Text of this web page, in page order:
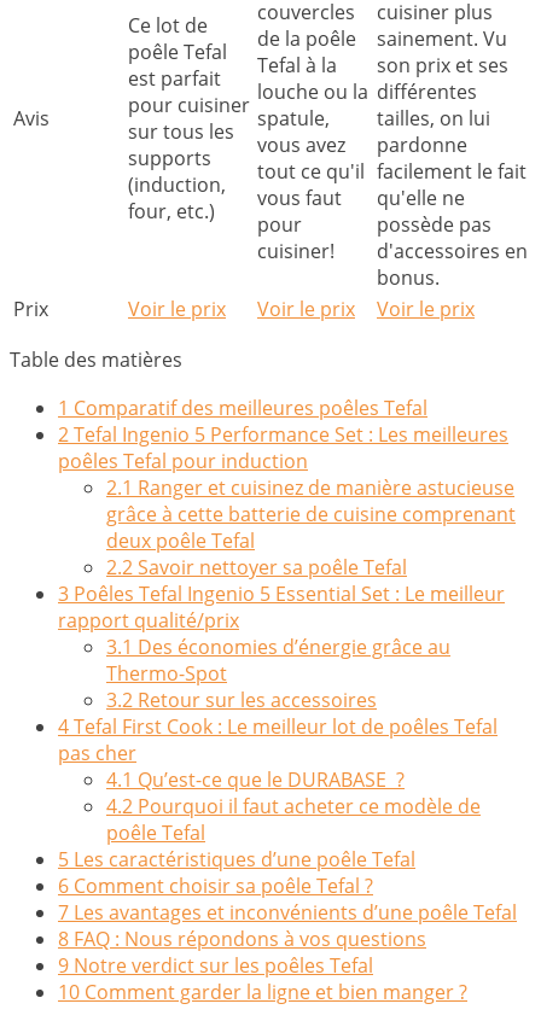
Avis
Ce lot de
poêle Tefal
est parfait
pour cuisiner
sur tous les
supports
(induction,
four, etc.)
couvercles
de la poêle
Tefal à la
louche ou la
spatule,
vous avez
tout ce qu'il
vous faut
pour
cuisiner!
cuisiner plus
sainement. Vu
son prix et ses
différentes
tailles, on lui
pardonne
facilement le fait
qu'elle ne
possède pas
d'accessoires en
bonus.
Prix
Voir le prix Voir le prix
Voir le prix
Table des matières
1 Comparatif des meilleures poêles Tefal
2Tefal Ingenio 5 Performance Set : Les meilleures
poêles Tefal pour induction
2.1 Ranger et cuisinez de manière astucieuse
grâce à cette batterie de cuisine comprenant
deux poêle Tefal
2.2Savoir nettoyer sa poêle Tefal
3 Poêles Tefal Ingenio 5 Essential Set : Le meilleur
rapport qualité/prix
3.1 Des économies d’énergie grâce au
Thermo-Spot
3.2 Retour sur les accessoires
4Tefal First Cook : Le meilleur lot de poêles Tefal
pas cher
4.1 Qu’est-ce que le DURABASE ?
4.2 Pourquoi il faut acheter ce modèle de
poêle Tefal
5 Les caractéristiques d’une poêle Tefal
6 Comment choisir sa poêle Tefal ?
7 Les avantages et inconvénients d’une poêle Tefal
8 FAQ : Nous répondons à vos questions
9 Notre verdict sur les poêles Tefal
10 Comment garder la ligne et bien manger ?